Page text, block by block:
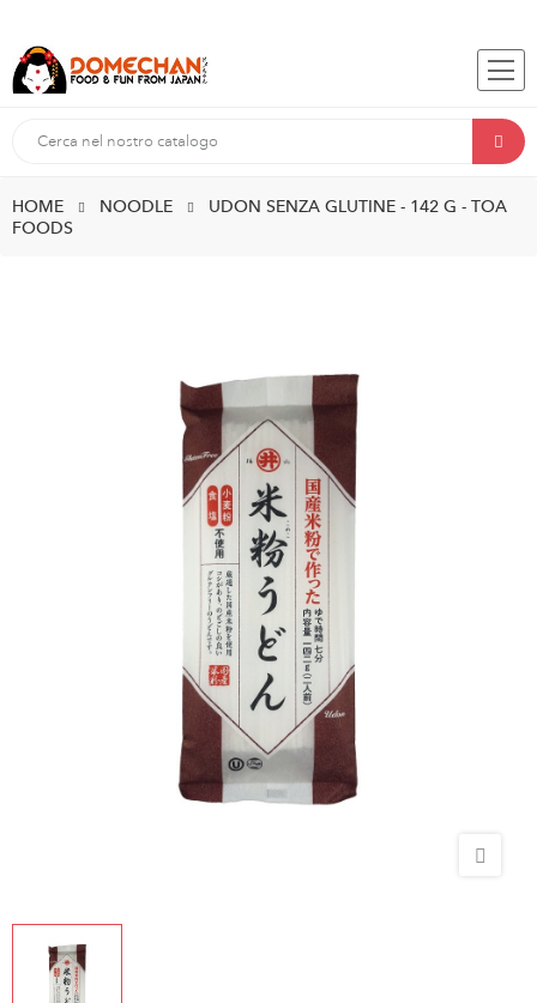
HOME NOODLE
UDON SENZA GLUTINE - 142 G - TOA
FOODS